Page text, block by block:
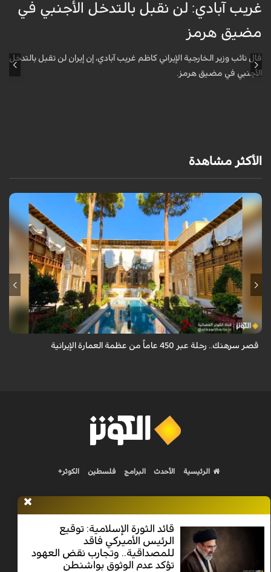
غريب آبادي: لن نقبل بالتدخل الأجنبي في
مضيق هرمز
قال نائب وزير الخارجية الإيراني كاظم غريب آبادي، إن إيران لن تقبل بالتدخل
الأجنبي في مضيق هرمز.
الأكثر مشاهدة
يقع قصر سرهنك في أصفهان، الذي يمتد عمره إلى 450 عاماً، ليكون سرداً حياً
لأربعة عصور تاريخية وشاهداً على عبق العمارة الإيرانية.
قصر سرهنك.. رحلة عبر 450 عاماً من عظمة العمارة الإيرانية
قائد الثورة الإسلامية: توقيع
الرئيس الأميركي فاقد
للمصداقية.. وتجارب نقض العهود
تؤكد عدم الوثوق بواشنطن
الرئيسية الأحدث البرامج فلسطين الكوثر+
Nilesat 11900 V | Badr 8 11747 V | Badr5 12284 V